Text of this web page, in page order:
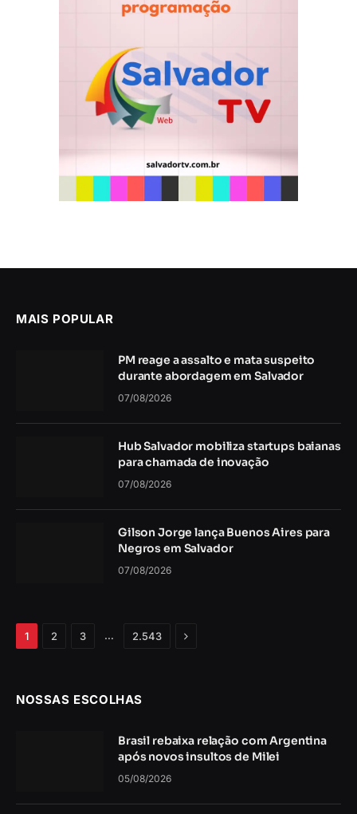
MAIS POPULAR
PM reage a assalto e mata suspeito
durante abordagem em Salvador
07/08/2026
Hub Salvador mobiliza startups baianas
para chamada de inovação
07/08/2026
Gilson Jorge lança Buenos Aires para
Negros em Salvador
07/08/2026
1 2 3 … 2.543 Próximo
NOSSAS ESCOLHAS
Brasil rebaixa relação com Argentina
após novos insultos de Milei
05/08/2026